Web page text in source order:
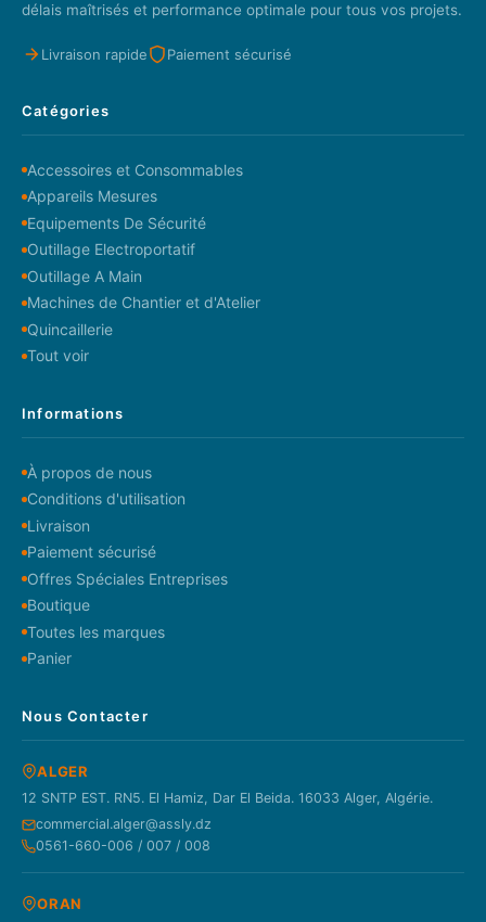
délais maîtrisés et performance optimale pour tous vos projets.
Livraison rapide Paiement sécurisé
Catégories
Accessoires et Consommables
Appareils Mesures
Equipements De Sécurité
Outillage Electroportatif
Outillage A Main
Machines de Chantier et d'Atelier
Quincaillerie
Tout voir
Informations
À propos de nous
Conditions d'utilisation
Livraison
Paiement sécurisé
Offres Spéciales Entreprises
Boutique
Toutes les marques
Panier
Nous Contacter
ALGER
12 SNTP EST. RN5. El Hamiz, Dar El Beida. 16033 Alger, Algérie.
commercial.alger@assly.dz
0561-660-006 / 007 / 008
ORAN